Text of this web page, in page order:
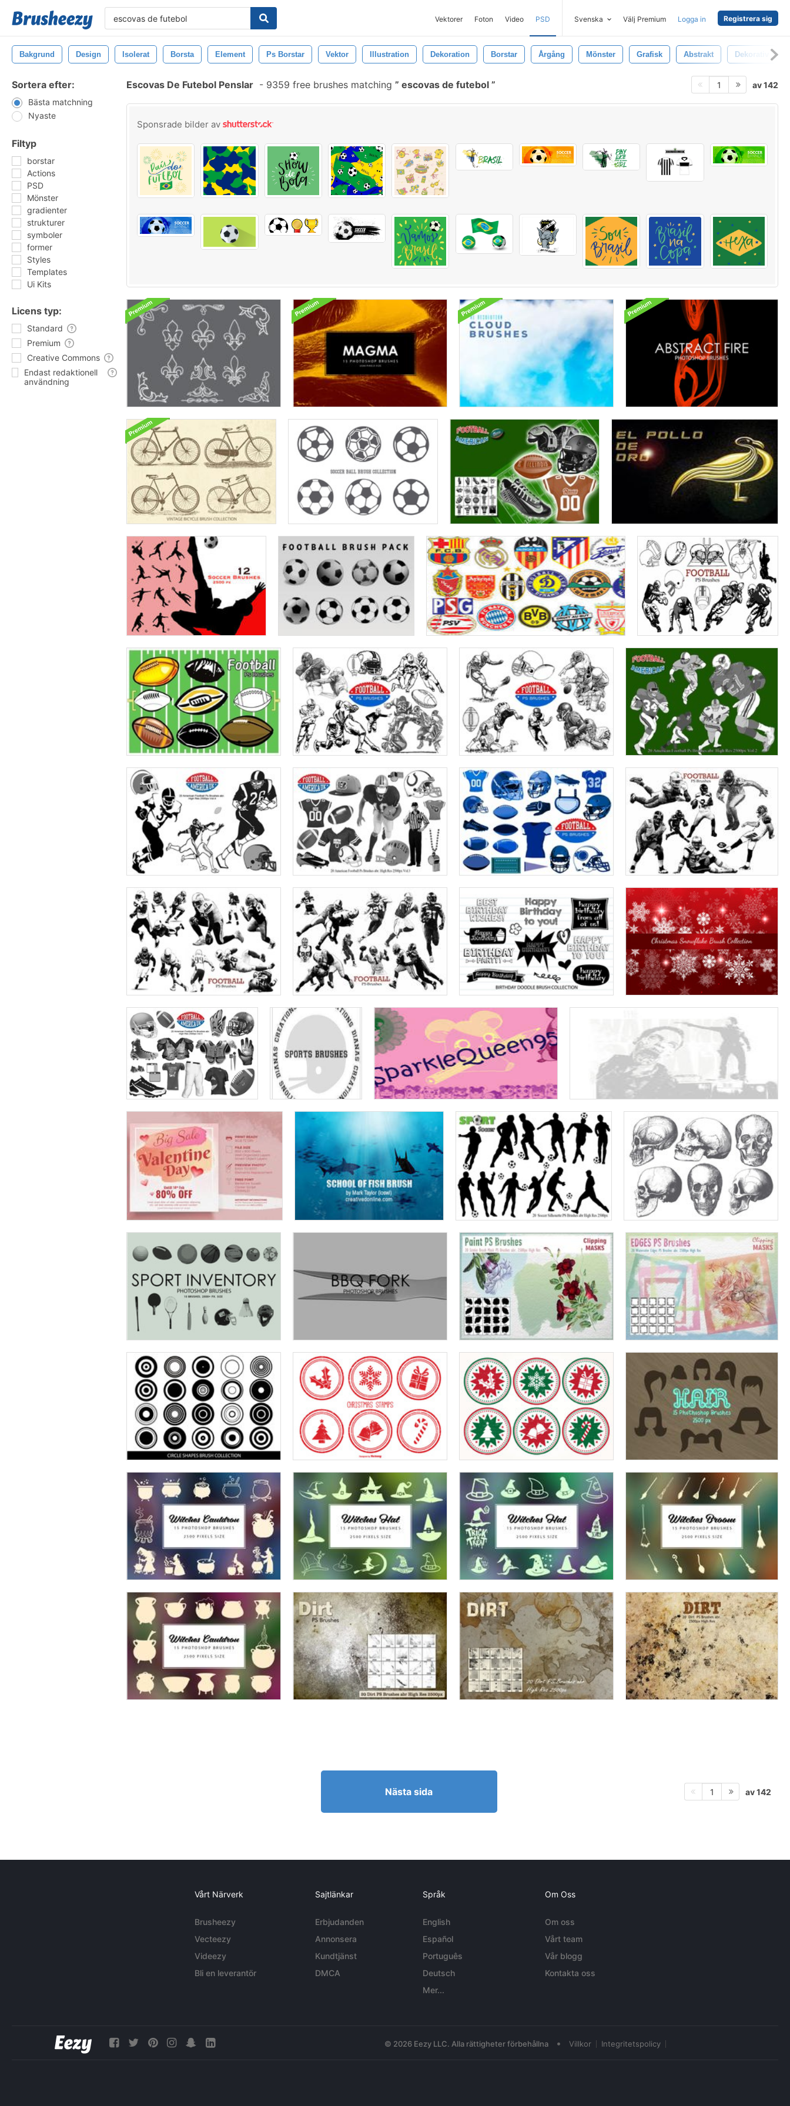
Vektorer Foton Video PSD Svenska Välj Premium Logga in Registrera sig
Bakgrund Design Isolerat Borsta Element Ps Borstar Vektor Illustration Dekoration Borstar Årgång Mönster Grafisk Abstrakt Dekorativ
Sortera efter:
Bästa matchning
Nyaste
Filtyp
borstar
Actions
PSD
Mönster
gradienter
strukturer
symboler
former
Styles
Templates
Ui Kits
Licens typ:
Standard
Premium
Creative Commons
Endast redaktionell
användning
Escovas De Futebol Penslar - 9359 free brushes matching escovas de futebol 1 av 142
Sponsrade bilder av
Nästa sida 1 av 142
Vårt Närverk
Brusheezy
Vecteezy
Videezy
Bli en leverantör
Sajtlänkar
Erbjudanden
Annonsera
Kundtjänst
DMCA
Språk
English
Español
Português
Deutsch
Mer...
Om Oss
Om oss
Vårt team
Vår blogg
Kontakta oss
© 2026 Eezy LLC. Alla rättigheter förbehållna • Villkor Integritetspolicy